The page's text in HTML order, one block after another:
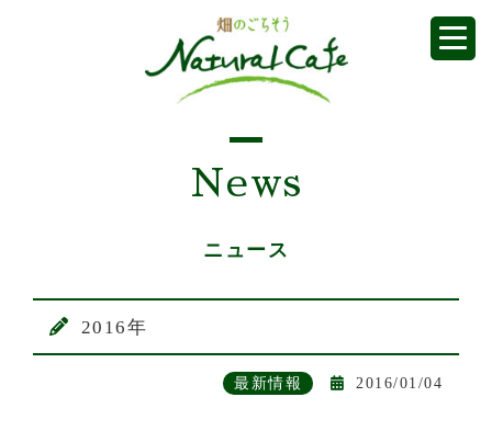
News
ニュース
2016年
最新情報 2016/01/04